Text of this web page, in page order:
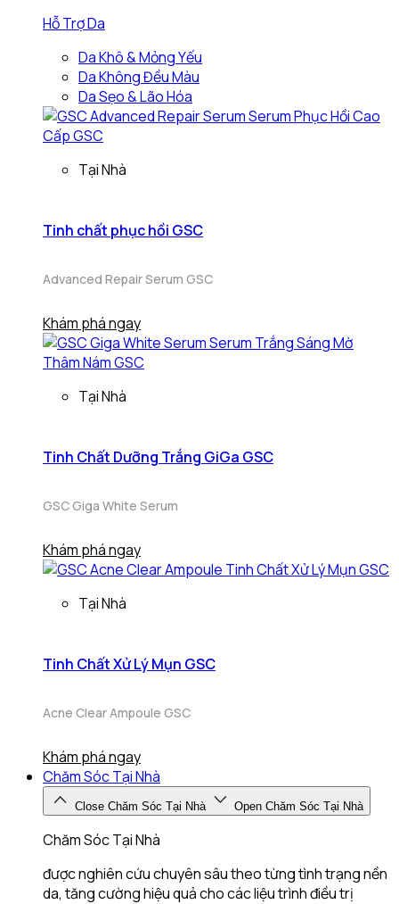
Hỗ Trợ Da
Da Khô & Mỏng Yếu
Da Không Đều Màu
Da Sẹo & Lão Hóa
Tại Nhà
Tinh chất phục hồi GSC
Advanced Repair Serum GSC
Khám phá ngay
Tại Nhà
Tinh Chất Dưỡng Trắng GiGa GSC
GSC Giga White Serum
Khám phá ngay
Tại Nhà
Tinh Chất Xử Lý Mụn GSC
Acne Clear Ampoule GSC
Khám phá ngay
Chăm Sóc Tại Nhà
Close Chăm Sóc Tại Nhà Open Chăm Sóc Tại Nhà
Chăm Sóc Tại Nhà
được nghiên cứu chuyên sâu theo từng tình trạng nền
da, tăng cường hiệu quả cho các liệu trình điều trị